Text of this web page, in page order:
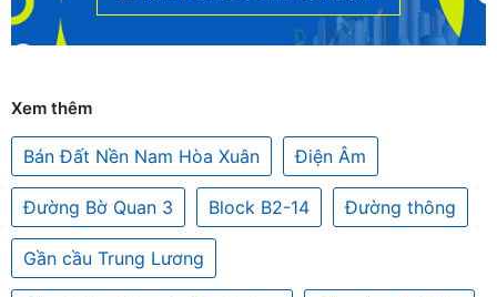
Xem thêm
Bán Đất Nền Nam Hòa Xuân Điện Âm
Đường Bờ Quan 3 Block B2-14 Đường thông
Gần cầu Trung Lương